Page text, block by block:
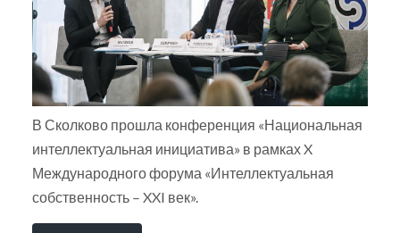
В Сколково прошла конференция «Национальная
интеллектуальная инициатива» в рамках X
Международного форума «Интеллектуальная
собственность – XXI век».